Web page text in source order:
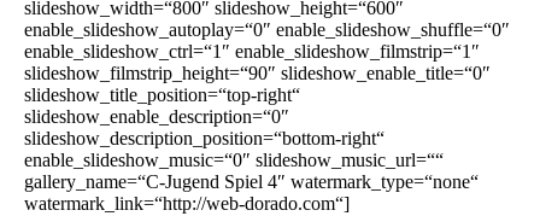
slideshow_width=“800″ slideshow_height=“600″
enable_slideshow_autoplay=“0″ enable_slideshow_shuffle=“0″
enable_slideshow_ctrl=“1″ enable_slideshow_filmstrip=“1″
slideshow_filmstrip_height=“90″ slideshow_enable_title=“0″
slideshow_title_position=“top-right“
slideshow_enable_description=“0″
slideshow_description_position=“bottom-right“
enable_slideshow_music=“0″ slideshow_music_url=““
gallery_name=“C-Jugend Spiel 4″ watermark_type=“none“
watermark_link=“http://web-dorado.com“]